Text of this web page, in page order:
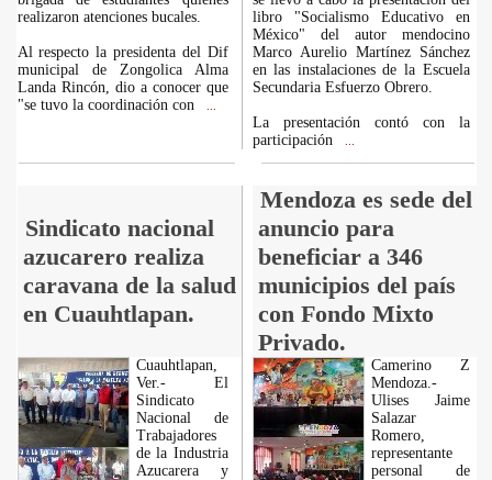
realizaron atenciones bucales.
Al respecto la presidenta del Dif
municipal de Zongolica Alma
Landa Rincón, dio a conocer que
"se tuvo la coordinación con
libro "Socialismo Educativo en
México" del autor mendocino
Marco Aurelio Martínez Sánchez
en las instalaciones de la Escuela
Secundaria Esfuerzo Obrero.
La presentación contó con la
participación
Sindicato nacional
azucarero realiza
caravana de la salud
en Cuauhtlapan.
Mendoza es sede del
anuncio para
beneficiar a 346
municipios del país
con Fondo Mixto
Privado.
Cuauhtlapan,
Ver.- El
Sindicato
Nacional de
Trabajadores
de la Industria
Azucarera y
Camerino Z
Mendoza.-
Ulises Jaime
Salazar
Romero,
representante
personal de